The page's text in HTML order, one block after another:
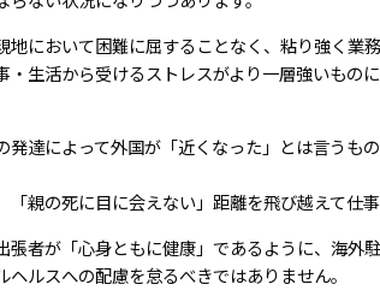
地において困難に屈することなく、粘り強く
・生活から受けるストレスがより一層強いも
発達によって外国が「近くなった」とは言うも
親の死に目に会えない」距離を飛び越えて仕
者が「心身ともに健康」であるように、海外
ルスへの配慮を怠るべきではありません。